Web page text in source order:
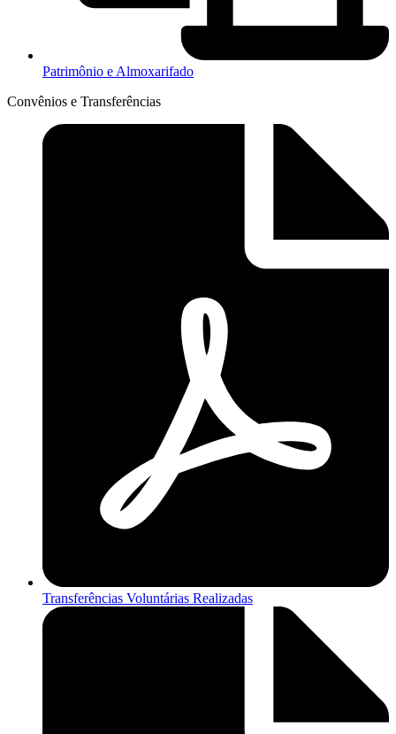
Patrimônio e Almoxarifado
Convênios e Transferências
Transferências Voluntárias Realizadas